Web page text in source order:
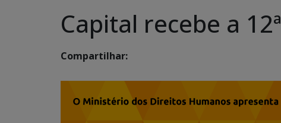
Capital recebe a
Compartilhar: